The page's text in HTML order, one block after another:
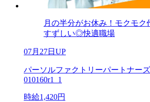
月の半分がお休み！モクモク
すずしい◎快適職場
07月27日UP
パーソルファクトリーパートナー
010160r1_1
時給1,420円